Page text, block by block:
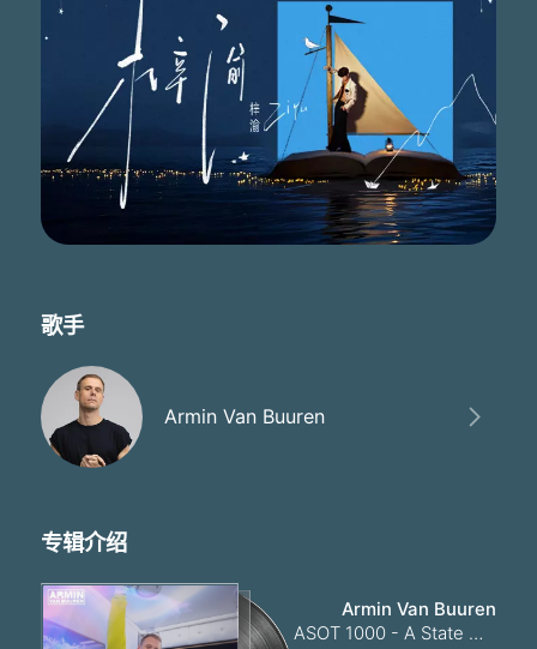
歌手
Armin Van Buuren
专辑介绍
Armin Van Buuren
ASOT 1000 - A State Of Trance Episode 1000